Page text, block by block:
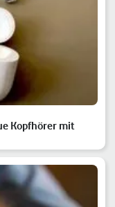
Kopfhörer mit